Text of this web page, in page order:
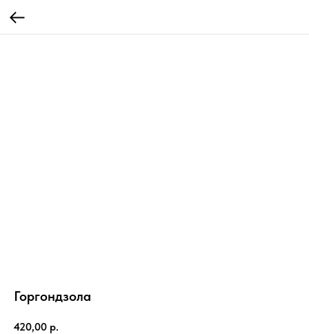
Горгондзола
420,00 р.